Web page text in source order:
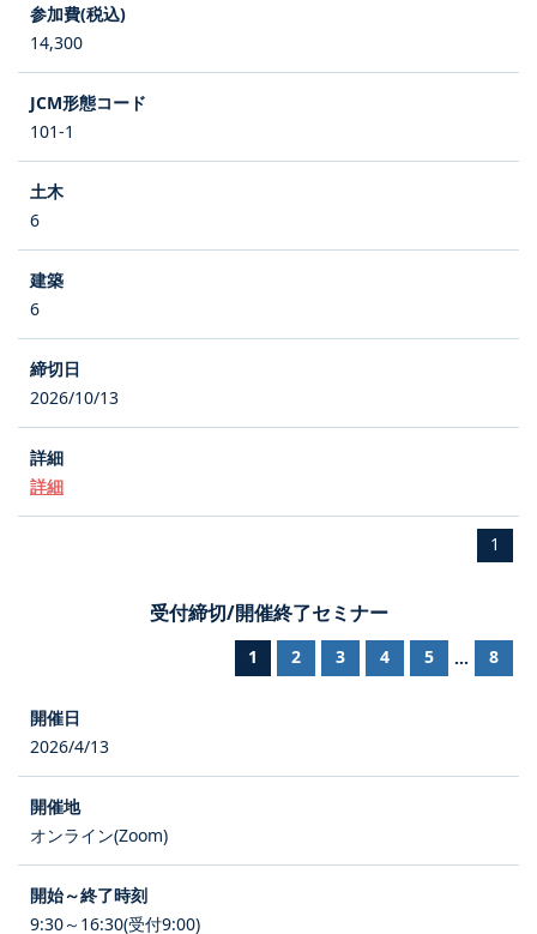
14,300
101-1
6
6
2026/10/13
詳細
1
受付締切/開催終了セミナー
1 2 3 4 5 ... 8
2026/4/13
オンライン(Zoom)
9:30～16:30(受付9:00)